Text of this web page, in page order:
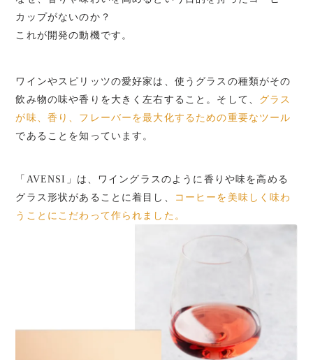
カップがないのか？
これが開発の動機です。
ワインやスピリッツの愛好家は、使うグラスの種類がその
飲み物の味や香りを大きく左右すること。そして、 グラス
が味、香り、フレーバーを最大化するための重要なツール
であることを知っています。
「AVENSI」は、ワイングラスのように香りや味を高める
グラス形状があることに着目し、
コーヒーを美味しく味わ
うことにこだわって作られました。